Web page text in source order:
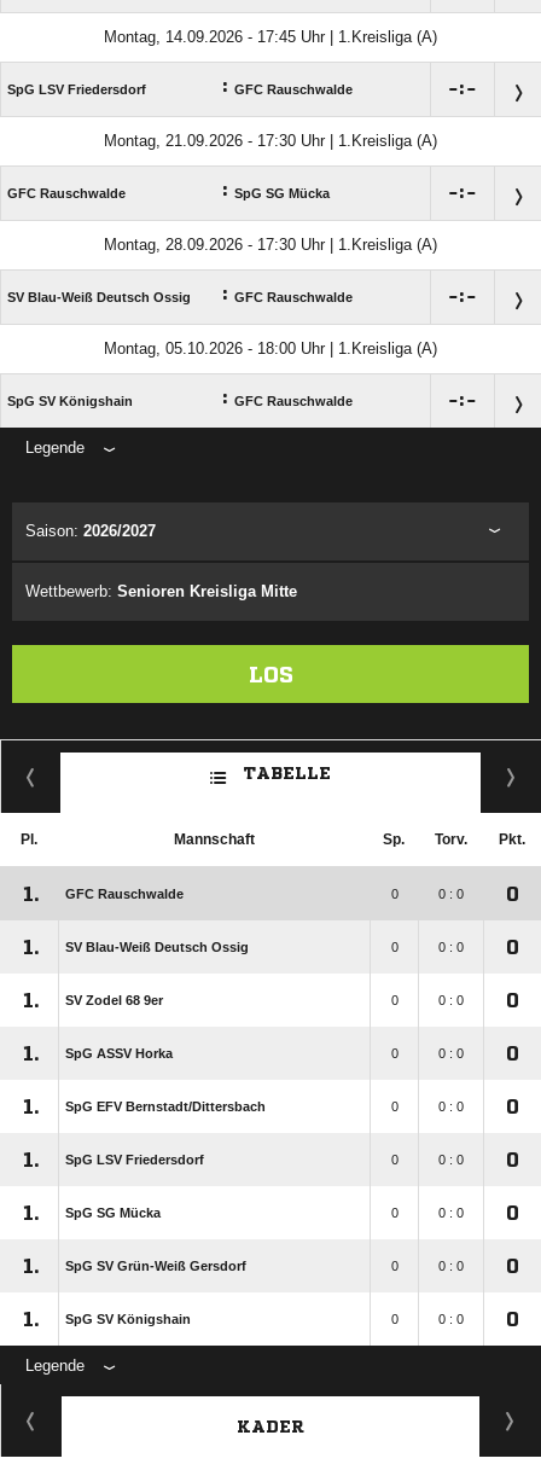
Montag, 14.09.2026 - 17:45 Uhr | 1.Kreisliga (A)
SpG LSV Friedersdorf : GFC Rauschwalde :
Montag, 21.09.2026 - 17:30 Uhr | 1.Kreisliga (A)
GFC Rauschwalde : SpG SG Mücka :
Montag, 28.09.2026 - 17:30 Uhr | 1.Kreisliga (A)
SV Blau-Weiß Deutsch Ossig : GFC Rauschwalde :
Montag, 05.10.2026 - 18:00 Uhr | 1.Kreisliga (A)
SpG SV Königshain : GFC Rauschwalde :
Legende
Saison: 2026/2027
Wettbewerb: Senioren Kreisliga Mitte
LOS
TABELLE
Pl. Mannschaft Sp. Torv. Pkt.
1. GFC Rauschwalde 0 0 : 0 0
1. SV Blau-Weiß Deutsch Ossig 0 0 : 0 0
1. SV Zodel 68 9er 0 0 : 0 0
1. SpG ASSV Horka 0 0 : 0 0
1. SpG EFV Bernstadt/​Dittersbach 0 0 : 0 0
1. SpG LSV Friedersdorf 0 0 : 0 0
1. SpG SG Mücka 0 0 : 0 0
1. SpG SV Grün-Weiß Gersdorf 0 0 : 0 0
1. SpG SV Königshain 0 0 : 0 0
Legende
KADER